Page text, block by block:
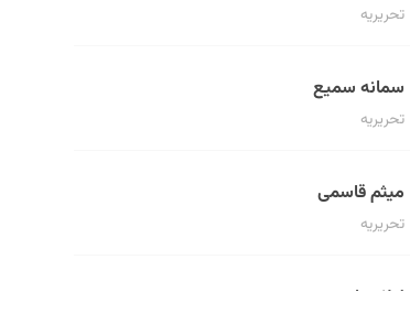
تحریریه
سمانه سمیع
تحریریه
میثم قاسمی
تحریریه
لیلا حنارود